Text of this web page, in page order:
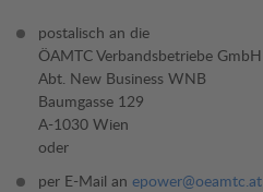
postalisch an die
ÖAMTC Verbandsbetriebe GmbH
Abt. New Business WNB
Baumgasse 129
A-1030 Wien
oder
per E-Mail an epower@oeamtc.at